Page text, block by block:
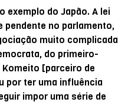
exemplo do Japão. A lei
no parlamento,
muito complicada
do primeiro-
[parceiro de
por ter uma influência
impor uma série de